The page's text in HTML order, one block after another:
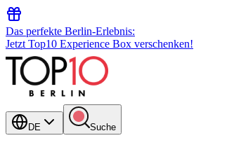
Das perfekte Berlin-Erlebnis:
Jetzt Top10 Experience Box verschenken!
DE Suche